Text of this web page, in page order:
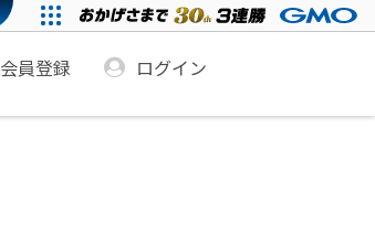
会員登録 ログイン